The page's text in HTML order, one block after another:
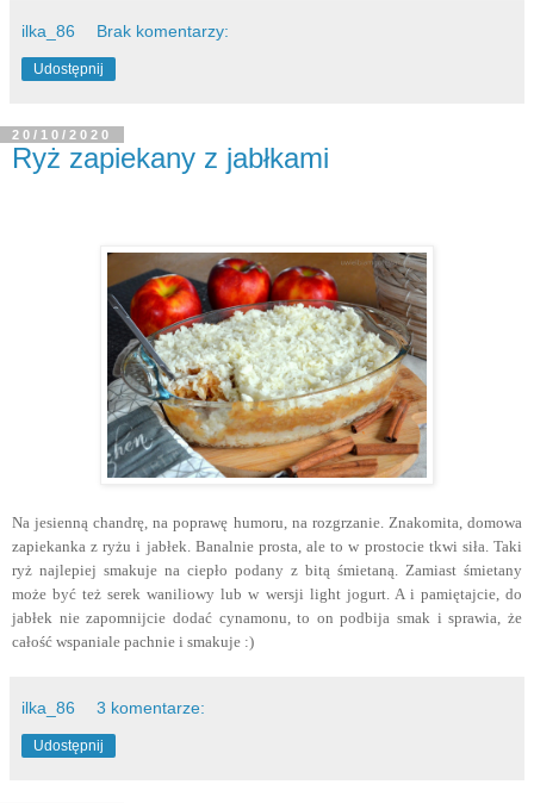
ilka_86 Brak komentarzy:
Udostępnij
20/10/2020
Ryż zapiekany z jabłkami
Na jesienną chandrę, na poprawę humoru, na rozgrzanie. Znakomita, domowa
zapiekanka z ryżu i jabłek. Banalnie prosta, ale to w prostocie tkwi siła. Taki
ryż najlepiej smakuje na ciepło podany z bitą śmietaną. Zamiast śmietany
może być też serek waniliowy lub w wersji light jogurt. A i pamiętajcie, do
jabłek nie zapomnijcie dodać cynamonu, to on podbija smak i sprawia, że
całość wspaniale pachnie i smakuje :)
ilka_86 3 komentarze:
Udostępnij